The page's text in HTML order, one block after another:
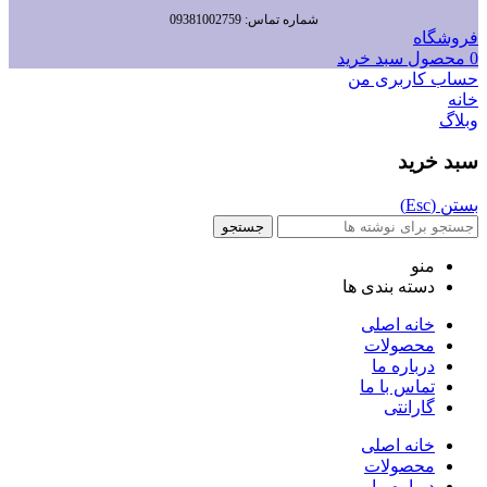
شماره تماس: 09381002759
فروشگاه
0 محصول سبد خرید
حساب کاربری من
خانه
وبلاگ
سبد خرید
بستن (Esc)
جستجو
منو
دسته بندی ها
خانه اصلی
محصولات
درباره ما
تماس با ما
گارانتی
خانه اصلی
محصولات